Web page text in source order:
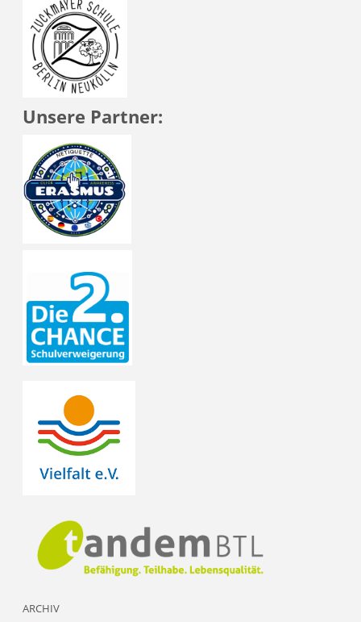
Unsere Partner:
ARCHIV